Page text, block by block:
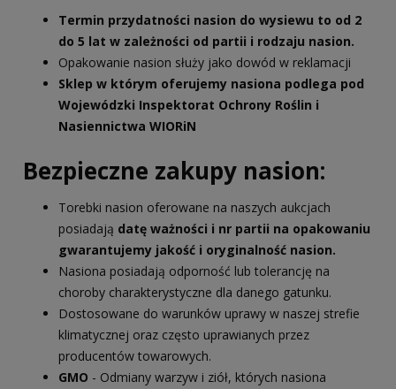
Termin przydatności nasion do wysiewu to od 2
do 5 lat w zależności od partii i rodzaju nasion.
Opakowanie nasion służy jako dowód w reklamacji
Sklep w którym oferujemy nasiona podlega pod
Wojewódzki Inspektorat Ochrony Roślin i
Nasiennictwa WIORiN
Bezpieczne zakupy nasion:
Torebki nasion oferowane na naszych aukcjach
posiadają datę ważności i nr partii na opakowaniu
gwarantujemy jakość i oryginalność nasion.
Nasiona posiadają odporność lub tolerancję na
choroby charakterystyczne dla danego gatunku.
Dostosowane do warunków uprawy w naszej strefie
klimatycznej oraz często uprawianych przez
producentów towarowych.
GMO - Odmiany warzyw i ziół, których nasiona